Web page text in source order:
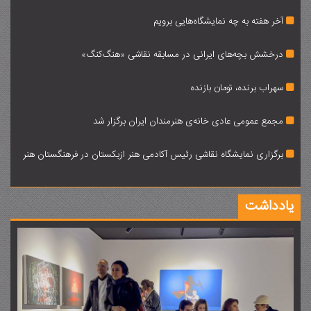
آخر هفته به چه نمایشگاه‌هایی برویم
درخشش بچه‌های ایرانی در مسابقه نقاشی «هنگ‌کنگ»
سهراب برنده، تومان بازنده
مجمع عمومی عادی خانه‌ی هنرمندان ایران برگزار شد
برگزاری نمایشگاه نقاشی رئیس آکادمی هنر ازبکستان در فرهنگستان هنر
یادداشت